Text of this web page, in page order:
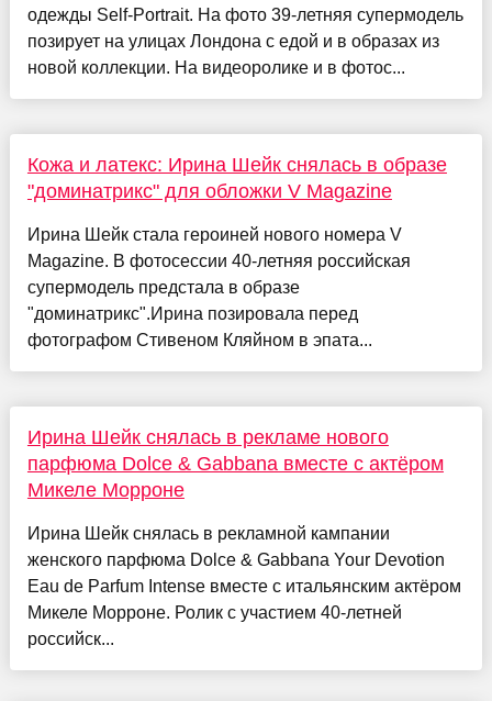
одежды Self-Portrait. На фото 39-летняя супермодель
позирует на улицах Лондона с едой и в образах из
новой коллекции. На видеоролике и в фотос...
Кожа и латекс: Ирина Шейк снялась в образе
"доминатрикс" для обложки V Magazine
Ирина Шейк стала героиней нового номера V
Magazine. В фотосессии 40-летняя российская
супермодель предстала в образе
"доминатрикс".Ирина позировала перед
фотографом Стивеном Кляйном в эпата...
Ирина Шейк снялась в рекламе нового
парфюма Dolce & Gabbana вместе с актёром
Микеле Морроне
Ирина Шейк снялась в рекламной кампании
женского парфюма Dolce & Gabbana Your Devotion
Eau de Parfum Intense вместе с итальянским актёром
Микеле Морроне. Ролик с участием 40-летней
российск...